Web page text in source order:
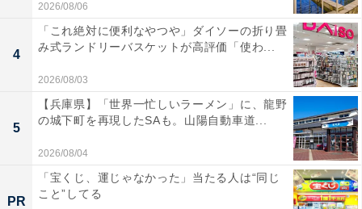
あわせて読みたい
【福島県の人気ホテル】「土湯温泉 ホテル山
水荘」は荒川の滝を望む絶景露天風呂が自慢
2026/08/06
4
「これ絶対に便利なやつや」ダイソーの折り畳
み式ランドリーバスケットが高評価「使わ...
2026/08/03
5
【兵庫県】「世界一忙しいラーメン」に、龍野
の城下町を再現したSAも。山陽自動車道...
2026/08/04
PR
「宝くじ、運じゃなかった」当たる人は“同じ
こと”してる